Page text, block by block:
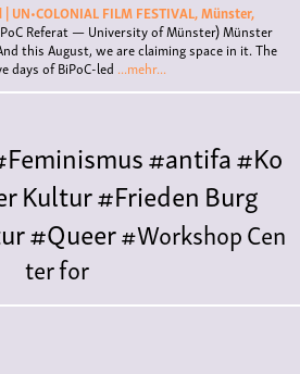
UN•COLONIAL FILM FESTIVAL, Münster,
Referat — University of Münster)Münster
this August, we are claiming space in it. The
days of BiPoC-led ...mehr...
#antifa#Ko
Kultur#FriedenBurg
#Queer#WorkshopCen
ter for
Polytreff#liveKonzert